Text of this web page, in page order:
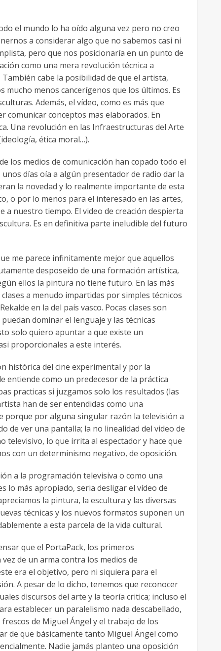
el mundo lo ha oído alguna vez pero no creo
a considerar algo que no sabemos casi ni
pero que nos posicionaría en un punto de
como una mera revolución técnica a
cabe la posibilidad de que el artista,
menos cancerígenos que los últimos. Es
Además, el vídeo, como es más que
comunicar conceptos mas elaborados. En
Una revolución en las Infraestructuras del Arte
ética moral…).
los medios de comunicación han copado todo el
días oía a algún presentador de radio dar la
la novedad y lo realmente importante de esta
o por lo menos para el interesado en las artes,
nuestro tiempo. El video de creación despierta
Es en definitiva parte ineludible del futuro
me parece infinitamente mejor que aquellos
desposeído de una formación artística,
ellos la pintura no tiene futuro. En las más
a menudo impartidas por simples técnicos
en la del país vasco. Pocas clases son
dominar el lenguaje y las técnicas
solo quiero apuntar a que existe un
proporcionales a este interés.
histórica del cine experimental y por la
entiende como un predecesor de la práctica
practicas si juzgamos solo los resultados (las
han de ser entendidas como una
porque por alguna singular razón la televisión a
de ver una pantalla; la no linealidad del video de
televisivo, lo que irrita al espectador y hace que
con un determinismo negativo, de oposición.
a la programación televisiva o como una
lo más apropiado, seria desligar el vídeo de
la pintura, la escultura y las diversas
técnicas y los nuevos formatos suponen un
a esta parcela de la vida cultural.
que el PortaPack, los primeros
de un arma contra los medios de
era el objetivo, pero ni siquiera para el
A pesar de lo dicho, tenemos que reconocer
discursos del arte y la teoría critica; incluso el
establecer un paralelismo nada descabellado,
de Miguel Ángel y el trabajo de los
de que básicamente tanto Miguel Ángel como
Nadie jamás planteo una oposición